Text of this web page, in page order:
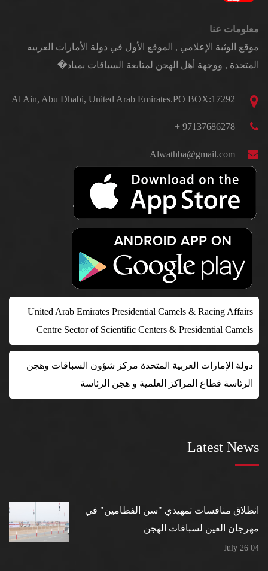
معلومات عنا
موقع الوثبة الإعلامي , الموقع الأول في دولة الأمارات العربيه
المتحدة , ووجهة أهل الهجن لمتابعة السباقات بمياد�
Al Ain, Abu Dhabi, United Arab Emirates.PO BOX:17292
97137686278 +
Alwathba@gmail.com
United Arab Emirates Presidential Camels & Racing Affairs
Centre Sector of Scientific Centers & Presidential Camels
دولة الإمارات العربية المتحدة مركز شؤون السباقات وهجن
الرئاسة قطاع المراكز العلمية و هجن الرئاسة
Latest News
انطلاق منافسات تمهيدي "سن الفطامين" في
مهرجان العين لسباقات الهجن
04 July 26